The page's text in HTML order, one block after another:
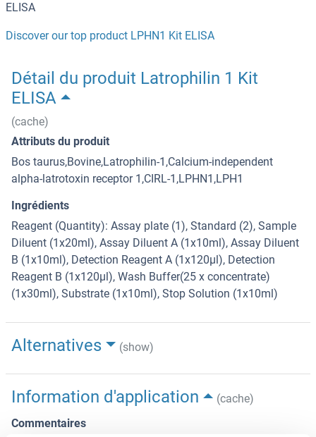
ELISA
Discover our top product LPHN1 Kit ELISA
Détail du produit Latrophilin 1 Kit
ELISA
(cache)
Attributs du produit
Bos taurus,Bovine,Latrophilin-1,Calcium-independent
alpha-latrotoxin receptor 1,CIRL-1,LPHN1,LPH1
Ingrédients
Reagent (Quantity): Assay plate (1), Standard (2), Sample
Diluent (1x20ml), Assay Diluent A (1x10ml), Assay Diluent
B (1x10ml), Detection Reagent A (1x120µl), Detection
Reagent B (1x120µl), Wash Buffer(25 x concentrate)
(1x30ml), Substrate (1x10ml), Stop Solution (1x10ml)
Alternatives (show)
Information d'application
(cache)
Commentaires